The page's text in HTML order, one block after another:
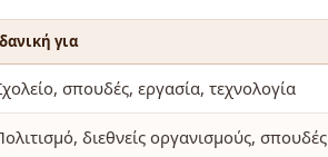
για
σπουδές, εργασία, τεχνολογία
διεθνείς οργανισμούς, σπουδές